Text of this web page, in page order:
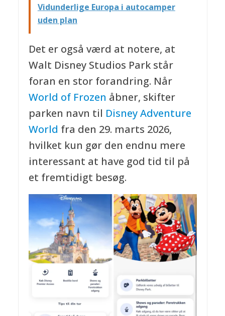
Vidunderlige Europa i autocamper
uden plan
Det er også værd at notere, at
Walt Disney Studios Park står
foran en stor forandring. Når
World of Frozen åbner, skifter
parken navn til Disney Adventure
World fra den 29. marts 2026,
hvilket kun gør den endnu mere
interessant at have god tid til på
et fremtidigt besøg.